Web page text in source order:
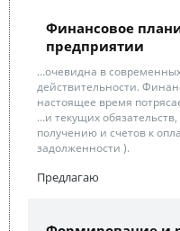
Финансовое
предприятии
...очевидна в
действительности.
настоящее время
...и текущих
получению и счетов к
задолженности ).
Предлагаю